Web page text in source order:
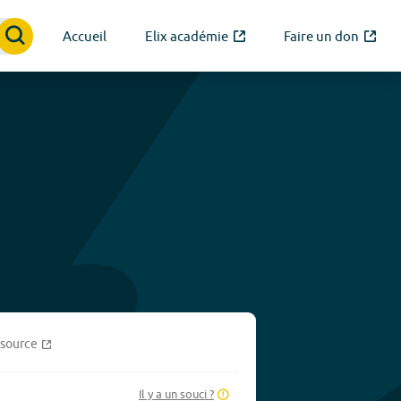
Accueil Elix académie Faire un don
source
Il y a un souci ?